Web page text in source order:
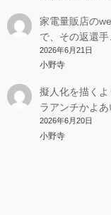
家電量販店の
で、その返還手
2026年6月21日
小野寺
擬人化を描く
ラアンチかよあ
2026年6月20日
小野寺